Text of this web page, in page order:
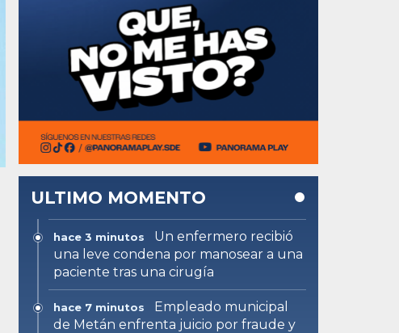
ULTIMO MOMENTO
hace 3 minutos
Un enfermero recibió
una leve condena por manosear a una
paciente tras una cirugía
hace 7 minutos
Empleado municipal
de Metán enfrenta juicio por fraude y